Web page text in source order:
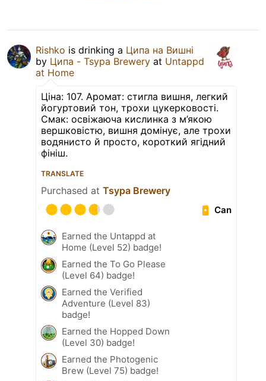
Rishko is drinking a Ципа на Вишні
by Ципа - Tsypa Brewery at Untappd
at Home
Ціна: 107. Аромат: стигла вишня, легкий
йогуртовий тон, трохи цукерковості.
Смак: освіжаюча кислинка з м’якою
вершковістю, вишня домінує, але трохи
водянисто й просто, короткий ягідний
фініш.
TRANSLATE
Purchased at Tsypa Brewery
Can
Earned the Untappd at
Home (Level 52) badge!
Earned the To Go Please
(Level 64) badge!
Earned the Verified
Adventure (Level 83)
badge!
Earned the Hopped Down
(Level 30) badge!
Earned the Photogenic
Brew (Level 75) badge!